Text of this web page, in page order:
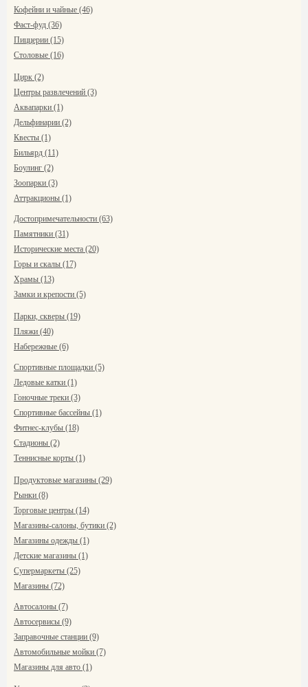
Кофейни и чайные (46)
Фаст-фуд (36)
Пиццерии (15)
Столовые (16)
Цирк (2)
Центры развлечений (3)
Аквапарки (1)
Дельфинарии (2)
Квесты (1)
Бильярд (11)
Боулинг (2)
Зоопарки (3)
Аттракционы (1)
Достопримечательности (63)
Памятники (31)
Исторические места (20)
Горы и скалы (17)
Храмы (13)
Замки и крепости (5)
Парки, скверы (19)
Пляжи (40)
Набережные (6)
Спортивные площадки (5)
Ледовые катки (1)
Гоночные треки (3)
Спортивные бассейны (1)
Фитнес-клубы (18)
Стадионы (2)
Теннисные корты (1)
Продуктовые магазины (29)
Рынки (8)
Торговые центры (14)
Магазины-салоны, бутики (2)
Магазины одежды (1)
Детские магазины (1)
Супермаркеты (25)
Магазины (72)
Автосалоны (7)
Автосервисы (9)
Заправочные станции (9)
Автомобильные мойки (7)
Магазины для авто (1)